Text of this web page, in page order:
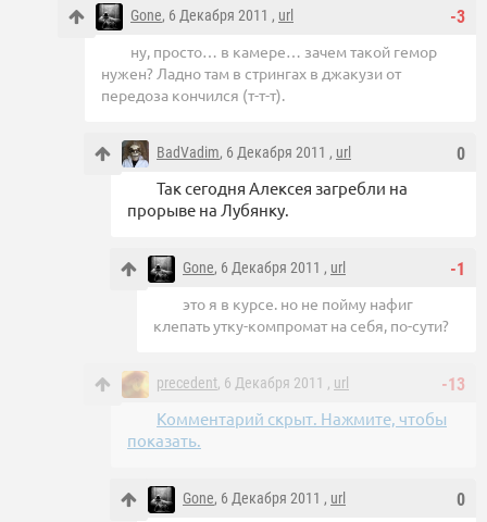
-3
Gone, 6 Декабря 2011 , url
ну, просто… в камере… зачем такой гемор
нужен? Ладно там в стрингах в джакузи от
передоза кончился (т-т-т).
0
BadVadim, 6 Декабря 2011 , url
Так сегодня Алексея загребли на
прорыве на Лубянку.
-1
Gone, 6 Декабря 2011 , url
это я в курсе. но не пойму нафиг
клепать утку-компромат на себя, по-сути?
-13
precedent, 6 Декабря 2011 , url
Комментарий скрыт. Нажмите, чтобы
показать.
0
Gone, 6 Декабря 2011 , url